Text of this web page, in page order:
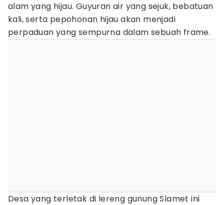
alam yang hijau. Guyuran air yang sejuk, bebatuan
kali, serta pepohonan hijau akan menjadi
perpaduan yang sempurna dalam sebuah frame.
Desa yang terletak di lereng gunung Slamet ini